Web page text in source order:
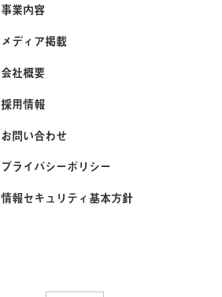
事業内容
メディア掲載
会社概要
採用情報
お問い合わせ
プライバシーポリシー
情報セキュリティ基本方針